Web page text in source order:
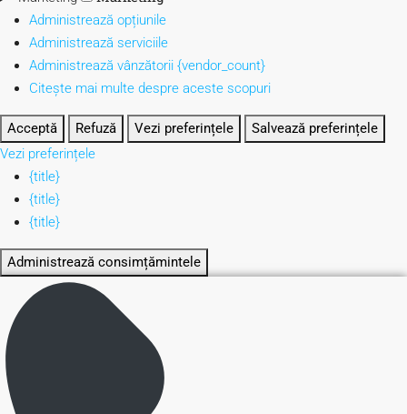
Administrează opțiunile
Administrează serviciile
Administrează vânzătorii {vendor_count}
Citește mai multe despre aceste scopuri
Acceptă Refuză Vezi preferințele
Salvează preferințele
Vezi preferințele
{title}
{title}
{title}
Administrează consimțămintele